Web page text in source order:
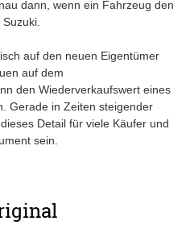
dann, wenn ein Fahrzeug den
auf den neuen Eigentümer
auf dem
den Wiederverkaufswert eines
Gerade in Zeiten steigender
Detail für viele Käufer und
sein.